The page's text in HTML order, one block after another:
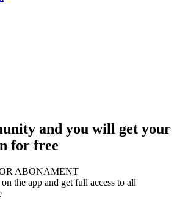
and you will get your
for free
ABONAMENT
the app and get full access to all